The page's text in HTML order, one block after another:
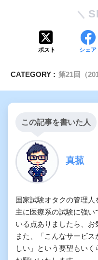
ポスト シェア
CATEGORY : 第21回（
この記事を書いた人
真菰
国家試験オタクの管理人
主に医療系の試験に強
いる点ありましたら、お
また、「こんなサービ
しい」という要望もいく